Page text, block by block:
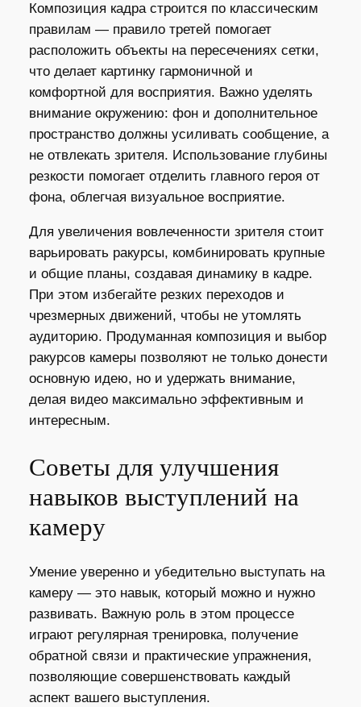
Композиция кадра строится по классическим
правилам — правило третей помогает
расположить объекты на пересечениях сетки,
что делает картинку гармоничной и
комфортной для восприятия. Важно уделять
внимание окружению: фон и дополнительное
пространство должны усиливать сообщение, а
не отвлекать зрителя. Использование глубины
резкости помогает отделить главного героя от
фона, облегчая визуальное восприятие.
Для увеличения вовлеченности зрителя стоит
варьировать ракурсы, комбинировать крупные
и общие планы, создавая динамику в кадре.
При этом избегайте резких переходов и
чрезмерных движений, чтобы не утомлять
аудиторию. Продуманная композиция и выбор
ракурсов камеры позволяют не только донести
основную идею, но и удержать внимание,
делая видео максимально эффективным и
интересным.
Советы для улучшения
навыков выступлений на
камеру
Умение уверенно и убедительно выступать на
камеру — это навык, который можно и нужно
развивать. Важную роль в этом процессе
играют регулярная тренировка, получение
обратной связи и практические упражнения,
позволяющие совершенствовать каждый
аспект вашего выступления.